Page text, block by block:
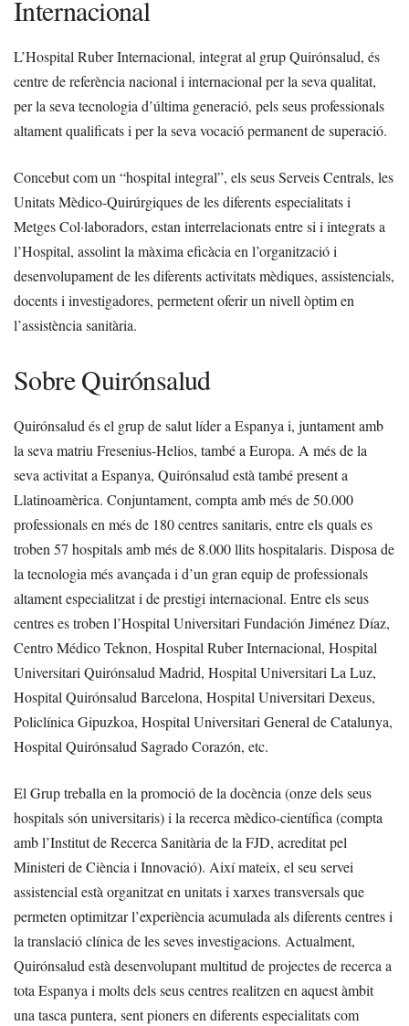
Internacional
L’Hospital Ruber Internacional, integrat al grup Quirónsalud, és
centre de referència nacional i internacional per la seva qualitat,
per la seva tecnologia d’última generació, pels seus professionals
altament qualificats i per la seva vocació permanent de superació.
Concebut com un “hospital integral”, els seus Serveis Centrals, les
Unitats Mèdico-Quirúrgiques de les diferents especialitats i
Metges Col·laboradors, estan interrelacionats entre si i integrats a
l’Hospital, assolint la màxima eficàcia en l’organització i
desenvolupament de les diferents activitats mèdiques, assistencials,
docents i investigadores, permetent oferir un nivell òptim en
l’assistència sanitària.
Sobre Quirónsalud
Quirónsalud és el grup de salut líder a Espanya i, juntament amb
la seva matriu Fresenius-Helios, també a Europa. A més de la
seva activitat a Espanya, Quirónsalud està també present a
Llatinoamèrica. Conjuntament, compta amb més de 50.000
professionals en més de 180 centres sanitaris, entre els quals es
troben 57 hospitals amb més de 8.000 llits hospitalaris. Disposa de
la tecnologia més avançada i d’un gran equip de professionals
altament especialitzat i de prestigi internacional. Entre els seus
centres es troben l’Hospital Universitari Fundación Jiménez Díaz,
Centro Médico Teknon, Hospital Ruber Internacional, Hospital
Universitari Quirónsalud Madrid, Hospital Universitari La Luz,
Hospital Quirónsalud Barcelona, Hospital Universitari Dexeus,
Policlínica Gipuzkoa, Hospital Universitari General de Catalunya,
Hospital Quirónsalud Sagrado Corazón, etc.
El Grup treballa en la promoció de la docència (onze dels seus
hospitals són universitaris) i la recerca mèdico-científica (compta
amb l’Institut de Recerca Sanitària de la FJD, acreditat pel
Ministeri de Ciència i Innovació). Així mateix, el seu servei
assistencial està organitzat en unitats i xarxes transversals que
permeten optimitzar l’experiència acumulada als diferents centres i
la translació clínica de les seves investigacions. Actualment,
Quirónsalud està desenvolupant multitud de projectes de recerca a
tota Espanya i molts dels seus centres realitzen en aquest àmbit
una tasca puntera, sent pioners en diferents especialitats com